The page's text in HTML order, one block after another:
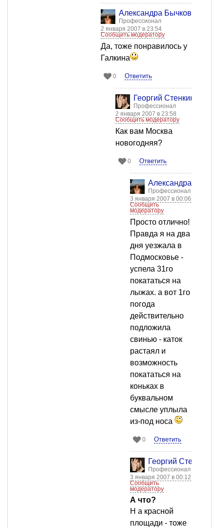
Александра Бычкова
Профессионал
2 января 2007 в 23:54
Сообщить модератору
Да, тоже понравилось у
Галкина
0 Ответить
Георгий Стенкин
Профессионал
2 января 2007 в 23:58
Сообщить модератору
Как вам Москва
новогодняя?
0 Ответить
Александра
Профессионал
3 января 2007 в 00:06
Сообщить
модератору
Просто отлично!
Правда я на два
дня уезжала в
Подмосковье -
успела 31го
покататься на
лыжах. а вот 1го
погода
действительно
подложила
свинью - каток
растаял и
возможность
покататься на
коньках в
буквальном
смысле уплыла
из-под носа
0 Ответить
Георгий Стенкин
Профессионал
3 января 2007 в 00:12
Сообщить
модератору
А что?
Н а красной
площади - тоже